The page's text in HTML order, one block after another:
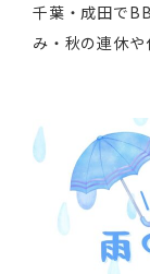
千葉・成田で
み・秋の連休